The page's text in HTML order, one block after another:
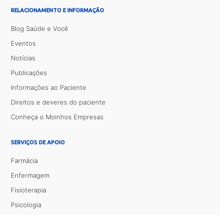
RELACIONAMENTO E INFORMAÇÃO
Blog Saúde e Você
Eventos
Notícias
Publicações
Informações ao Paciente
Direitos e deveres do paciente
Conheça o Moinhos Empresas
SERVIÇOS DE APOIO
Farmácia
Enfermagem
Fisioterapia
Psicologia